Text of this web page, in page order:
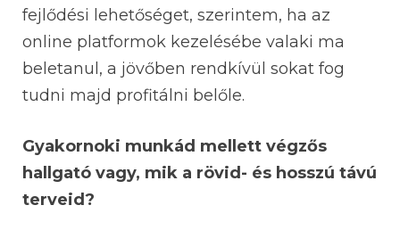
fejlődési lehetőséget, szerintem, ha az
online platformok kezelésébe valaki ma
beletanul, a jövőben rendkívül sokat fog
tudni majd profitálni belőle.
Gyakornoki munkád mellett végzős
hallgató vagy, mik a rövid- és hosszú távú
terveid?